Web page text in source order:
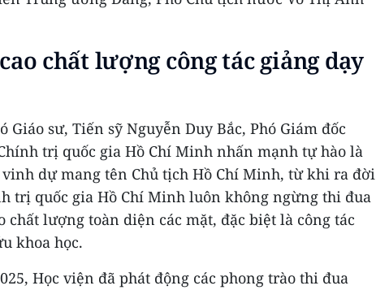
chất lượng công tác giảng dạy
Giáo sư, Tiến sỹ Nguyễn Duy Bắc, Phó Giám đốc
trị quốc gia Hồ Chí Minh nhấn mạnh tự hào là
dự mang tên Chủ tịch Hồ Chí Minh, từ khi ra đời
trị quốc gia Hồ Chí Minh luôn không ngừng thi đua
chất lượng toàn diện các mặt, đặc biệt là công tác
khoa học.
Học viện đã phát động các phong trào thi đua